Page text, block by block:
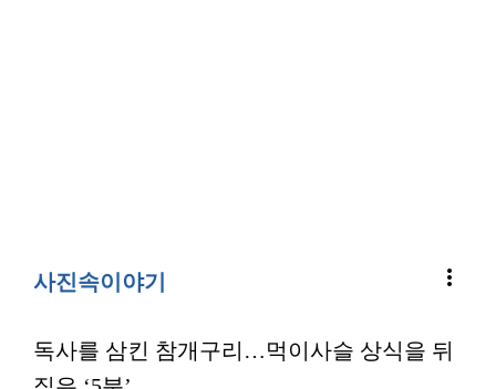
사진속이야기 more_vert
독사를 삼킨 참개구리…먹이사슬 상식을 뒤